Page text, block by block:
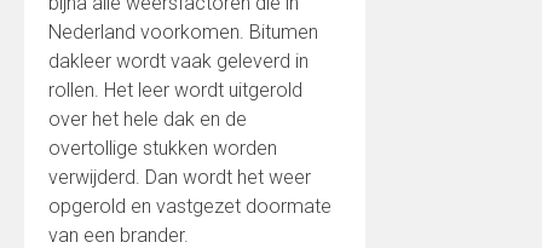
Nederland voorkomen. Bitumen
dakleer wordt vaak geleverd in
rollen. Het leer wordt uitgerold
over het hele dak en de
overtollige stukken worden
verwijderd. Dan wordt het weer
opgerold en vastgezet doormate
van een brander.